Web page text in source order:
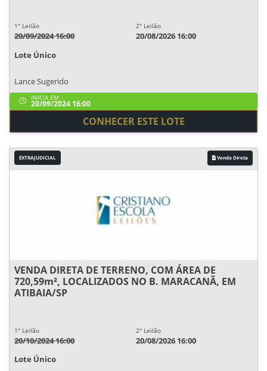
1° Leilão
20/09/2024 16:00
2° Leilão
20/08/2026 16:00
Lote Único
Lance Sugerido
INICIA EM
20/09/2024 16:00
CONHECER ESTE LOTE
EXTRAJUDICIAL Venda Direta
VENDA DIRETA DE TERRENO, COM ÁREA DE
720,59m², LOCALIZADOS NO B. MARACANÃ, EM
ATIBAIA/SP
1° Leilão
20/10/2024 16:00
2° Leilão
20/08/2026 16:00
Lote Único